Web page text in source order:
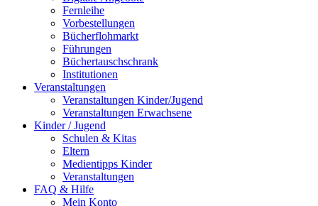
Fernleihe
Vorbestellungen
Bücherflohmarkt
Führungen
Büchertauschschrank
Institutionen
Veranstaltungen
Veranstaltungen Kinder/Jugend
Veranstaltungen Erwachsene
Kinder / Jugend
Schulen & Kitas
Eltern
Medientipps Kinder
Veranstaltungen
FAQ & Hilfe
Mein Konto